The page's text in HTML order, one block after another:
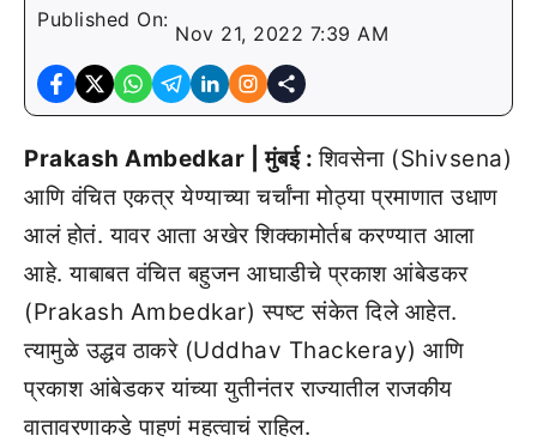
Published On:
Nov 21, 2022 7:39 AM
Prakash Ambedkar | मुंबई :शिवसेना (Shivsena)
आणि वंचित एकत्र येण्याच्या चर्चांना मोठ्या प्रमाणात उधाण
आलं होतं. यावर आता अखेर शिक्कामोर्तब करण्यात आला
आहे. याबाबत वंचित बहुजन आघाडीचे प्रकाश आंबेडकर
(Prakash Ambedkar) स्पष्ट संकेत दिले आहेत.
त्यामुळे उद्धव ठाकरे (Uddhav Thackeray) आणि
प्रकाश आंबेडकर यांच्या युतीनंतर राज्यातील राजकीय
वातावरणाकडे पाहणं महत्वाचं राहिल.